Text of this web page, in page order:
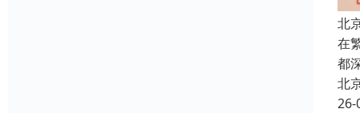
北
在
都
北
26-